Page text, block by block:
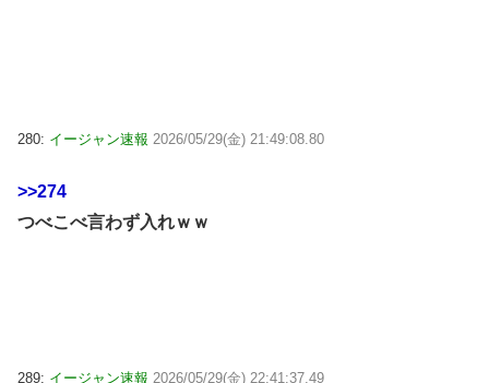
280: イージャン速報 2026/05/29(金) 21:49:08.80
>>274
つべこべ言わず入れｗｗ
289: イージャン速報 2026/05/29(金) 22:41:37.49